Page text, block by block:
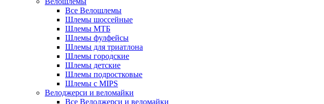
Все Велошлемы
Шлемы шоссейные
Шлемы МТБ
Шлемы фулфейсы
Шлемы для триатлона
Шлемы городские
Шлемы детские
Шлемы подростковые
Шлемы с MIPS
Велоджерси и веломайки
Все Велоджерси и веломайки